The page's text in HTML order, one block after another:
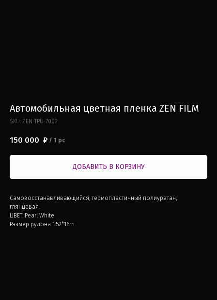
Автомобильная цветная пленка ZEN FILM
SKU: ZEN-TPU-7002
150 000 ₽ / 1 pc
ДОБАВИТЬ В КОРЗИНУ
Самовосстанавливающийся, термопластичный полиуретан,
глянцевая.
ЦВЕТ: Pearl White
Размер рулона 1.52*16m